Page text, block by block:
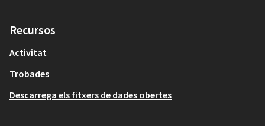
Recursos
Activitat
Trobades
Descarrega els fitxers de dades obertes